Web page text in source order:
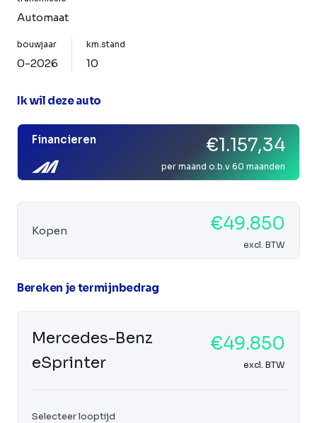
Automaat
bouwjaar
0-2026
km.stand
10
Ik wil deze auto
Financieren €1.157,34
per maand o.b.v 60 maanden
Kopen €49.850
excl. BTW
Bereken je termijnbedrag
Mercedes-Benz
eSprinter
€49.850
excl. BTW
Selecteer looptijd